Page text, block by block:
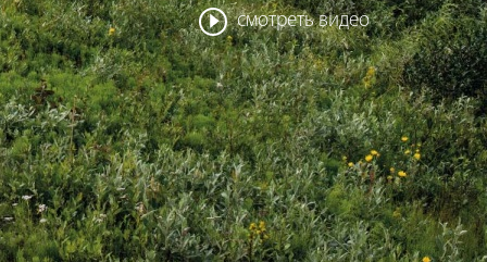
смотреть видео